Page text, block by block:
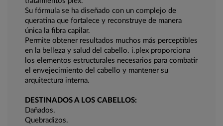
Su fórmula se ha diseñado con un complejo de
queratina que fortalece y reconstruye de manera
única la fibra capilar.
Permite obtener resultados muchos más perceptibles
en la belleza y salud del cabello. i.plex proporciona
los elementos estructurales necesarios para combatir
el envejecimiento del cabello y mantener su
arquitectura interna.
DESTINADOS A LOS CABELLOS:
Dañados.
Quebradizos.